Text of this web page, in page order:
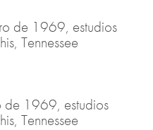
de 1969, estudios
Tennessee
1969, estudios
Tennessee